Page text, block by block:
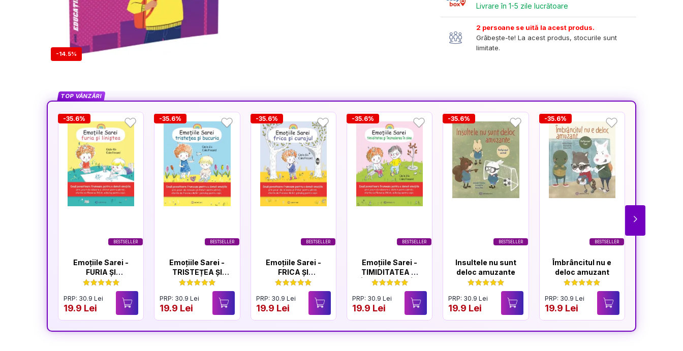
-14.5%
Livrare în 1-5 zile lucrătoare
2 persoane se uită la acest produs.
Grăbește-te! La acest produs, stocurile sunt
limitate.
TOP VÂNZĂRI
BESTSELLER
-35.6%
Emoțiile Sarei -
FURIA ȘI
LINIȘTEA
PRP: 30.9 Lei
19.9 Lei
BESTSELLER
-35.6%
Emoțiile Sarei -
TRISTEȚEA ȘI
BUCURIA
PRP: 30.9 Lei
19.9 Lei
BESTSELLER
-35.6%
Emoțiile Sarei -
FRICA ȘI
CURAJUL
PRP: 30.9 Lei
19.9 Lei
BESTSELLER
-35.6%
Emoțiile Sarei -
TIMIDITATEA ȘI
ÎNCREDEREA ÎN
PRP: 30.9 Lei
19.9 Lei
BESTSELLER
-35.6%
Insultele nu sunt
deloc amuzante
PRP: 30.9 Lei
19.9 Lei
BESTSELLER
-35.6%
Îmbrâncitul nu e
deloc amuzant
PRP: 30.9 Lei
19.9 Lei